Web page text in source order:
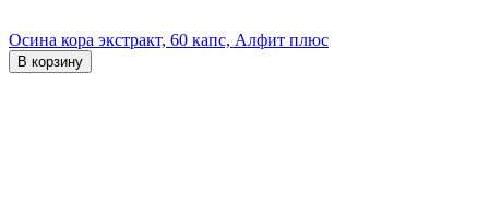
Осина кора экстракт, 60 капс, Алфит плюс
В корзину